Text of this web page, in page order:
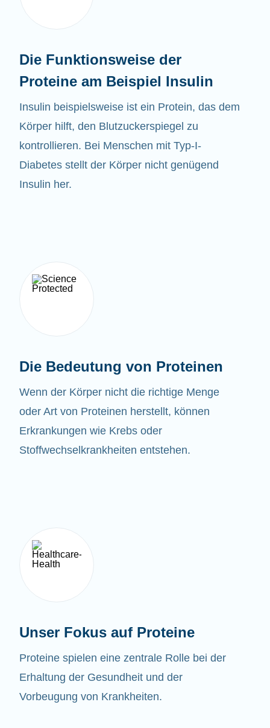
Die Funktionsweise der
Proteine am Beispiel Insulin
Insulin beispielsweise ist ein Protein, das dem
Körper hilft, den Blutzuckerspiegel zu
kontrollieren. Bei Menschen mit Typ-I-
Diabetes stellt der Körper nicht genügend
Insulin her.
Die Bedeutung von Proteinen
Wenn der Körper nicht die richtige Menge
oder Art von Proteinen herstellt, können
Erkrankungen wie Krebs oder
Stoffwechselkrankheiten entstehen.
Unser Fokus auf Proteine
Proteine spielen eine zentrale Rolle bei der
Erhaltung der Gesundheit und der
Vorbeugung von Krankheiten.